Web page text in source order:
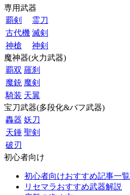
専用武器
覇剣
霊刀
古代機 滅剣
神槍
神剣
魔神器(火力武器)
覇双 羅刹
魔銃 魔剣
騎装 天翼
宝刀武器(多段化&バフ武器)
轟器 妖刀
天錘 聖剣
破刃
初心者向け
初心者向けおすすめ記事一覧
リセマラおすすめ武器解説